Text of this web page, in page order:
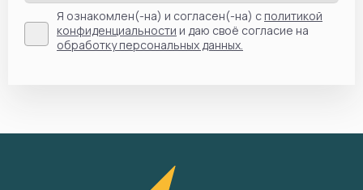
Я ознакомлен(-на) и согласен(-на) сполитикой
конфиденциальности и даю своё согласие на
обработку персональных данных.